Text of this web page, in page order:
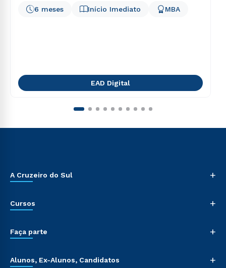
Início Imediato
6 meses MBA
EAD Digital
A Cruzeiro do Sul +
Cursos +
Faça parte +
Alunos, Ex-Alunos, Candidatos +